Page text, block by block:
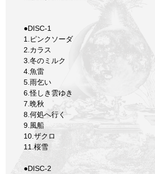
●DISC-1
1.ピンクソーダ
2.カラス
3.冬のミルク
4.魚雷
5.雨乞い
6.怪しき雲ゆき
7.晩秋
8.何処へ行く
9.風船
10.ザクロ
11.桜雪
●DISC-2